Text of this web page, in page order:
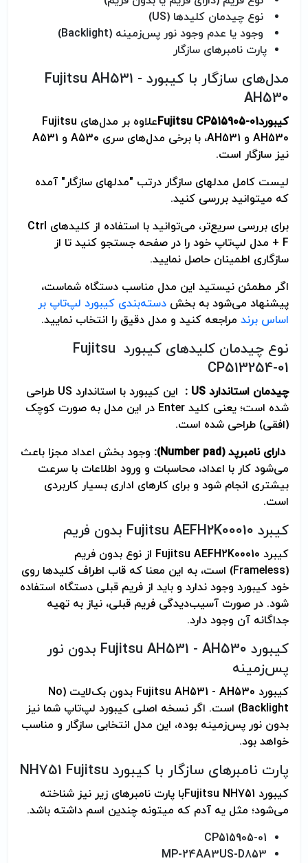
نوع چیدمان کلیدها (US)
وجود یا عدم وجود نور پس‌زمینه (Backlight)
پارت نامبرهای سازگار
مدل‌های سازگار با کیبورد Fujitsu AH531 -
AH530
کیبوردFujitsu CP515905-01
علاوه بر مدل‌های Fujitsu
AH530 و AH531، با برخی مدل‌های سری A530 و A531
نیز سازگار است.
لیست کامل مدلهای سازگار درتب "مدلهای سازگار" آمده
که می­توانید بررسی کنید.
برای بررسی سریع‌تر، می‌توانید با استفاده از کلیدهای Ctrl
+ F مدل لپ‌تاپ خود را در صفحه جستجو کنید تا از
سازگاری اطمینان حاصل نمایید.
اگر مطمئن نیستید این مدل مناسب دستگاه شماست،
پیشنهاد می‌شود به بخش دسته‌بندی کیبورد لپ‌تاپ بر
اساس برند مراجعه کنید و مدل دقیق را انتخاب نمایید.
نوع چیدمان کلیدهای کیبورد Fujitsu
CP513254-01
چیدمان استاندارد US
:
این کیبورد با استاندارد US طراحی
شده است؛ یعنی کلید Enter در این مدل به صورت کوچک
(افقی) طراحی شده است.
دارای نامبرپد(Number pad)
: وجود بخش اعداد مجزا باعث
می‌شود کار با اعداد، محاسبات و ورود اطلاعات با سرعت
بیشتری انجام شود و برای کارهای اداری بسیار کاربردی
است.
کیبرد Fujitsu AEFH2K00010 بدون فریم
کیبرد Fujitsu AEFH2K00010 از نوع بدون فریم
(Frameless) است، به این معنا که قاب اطراف کلیدها روی
خود کیبورد وجود ندارد و باید از فریم قبلی دستگاه استفاده
شود. در صورت آسیب‌دیدگی فریم قبلی، نیاز به تهیه
جداگانه آن وجود دارد.
کیبورد Fujitsu AH531 - AH530 بدون نور
پس‌زمینه
کیبورد Fujitsu AH531 - AH530 بدون بک‌لایت (No
Backlight) است. اگر نسخه اصلی کیبورد لپ‌تاپ شما نیز
بدون نور پس‌زمینه بوده، این مدل انتخابی سازگار و مناسب
خواهد بود.
پارت نامبرهای سازگار با کیبورد Fujitsu NH751
کیبورد Fujitsu NH751با پارت نامبرهای زیر نیز شناخته
می‌شود؛ مثل یه آدم که میتونه چندین اسم داشته باشد.
CP515905-01
MP-24AA3US-D853